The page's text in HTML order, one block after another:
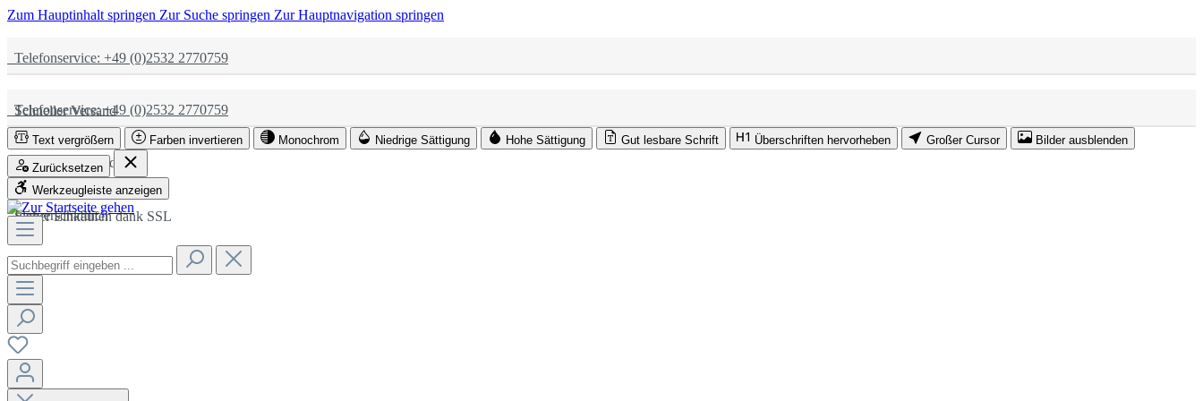
Zum Hauptinhalt springen Zur Suche springen Zur Hauptnavigation springen
Telefonservice: +49 (0)2532 2770759
Schneller Versand
Partnerschaftlich
Sicher Einkaufen dank SSL
Telefonservice: +49 (0)2532 2770759
Schneller Versand
Partnerschaftlich
Sicher Einkaufen dank SSL
Text vergrößern Farben invertieren Monochrom Niedrige Sättigung Hohe Sättigung Gut lesbare Schrift Überschriften hervorheben Großer Cursor Bilder ausblenden
Zurücksetzen
Werkzeugleiste anzeigen